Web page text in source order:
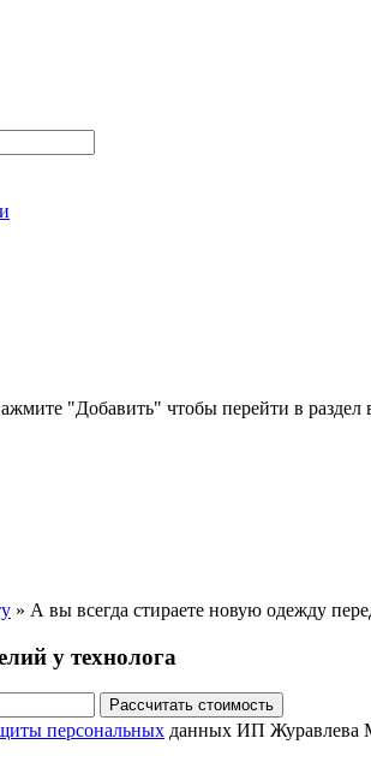
"Добавить" чтобы перейти в раздел
» А вы всегда стираете новую одежду
у технолога
персональных данных ИП Журавлева